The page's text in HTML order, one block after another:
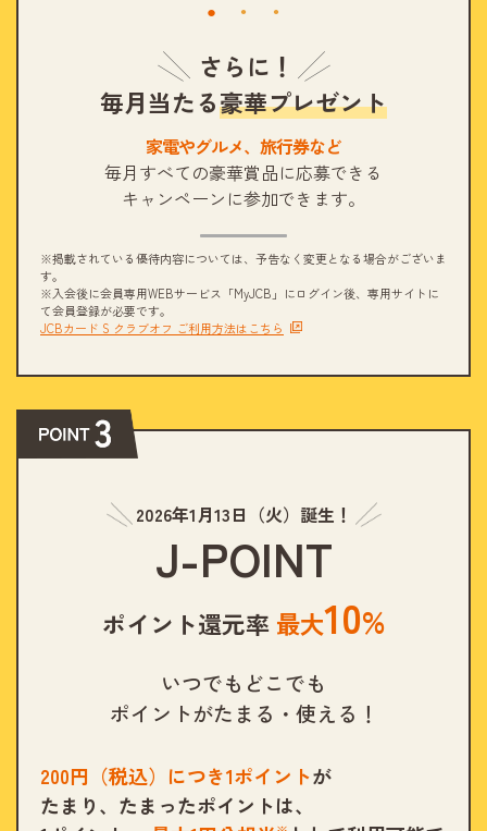
さらに！
毎月当たる豪華プレゼント
家電やグルメ、旅行券など
毎月すべての豪華賞品に応募できる
キャンペーンに参加できます。
※掲載されている優待内容については、予告なく変更となる場合がございま
す。
※入会後に会員専用WEBサービス「MyJCB」にログイン後、専用サイトに
て会員登録が必要です。
JCBカード S クラブオフ ご利用方法はこちら
2026年1月13日（火）誕生！
J-POINT
ポイント還元率 最大10%
いつでもどこでも
ポイントがたまる・使える！
200円（税込）につき1ポイントが
たまり、 たまったポイントは、